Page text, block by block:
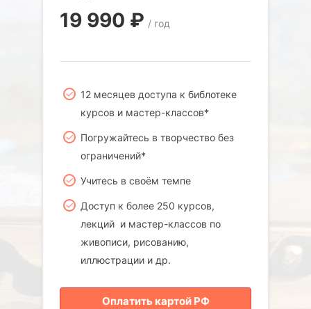
19 990 ₽ / год
12 месяцев доступа к библотеке
курсов и мастер-классов*
Погружайтесь в творчество без
ограничений*
Учитесь в своём темпе
Доступ к более 250 курсов,
лекций и мастер-классов по
живописи, рисованию,
иллюстрации и др.
Оплатить картой РФ